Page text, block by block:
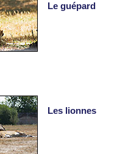
Le guépard
Les lionnes